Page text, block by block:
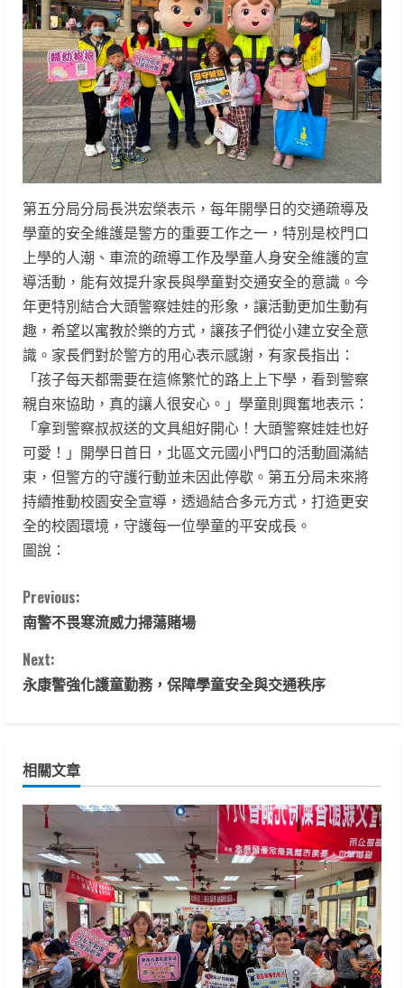
第五分局分局長洪宏榮表示，每年開學日的交通疏導及
學童的安全維護是警方的重要工作之一，特別是校門口
上學的人潮、車流的疏導工作及學童人身安全維護的宣
導活動，能有效提升家長與學童對交通安全的意識。今
年更特別結合大頭警察娃娃的形象，讓活動更加生動有
趣，希望以寓教於樂的方式，讓孩子們從小建立安全意
識。家長們對於警方的用心表示感謝，有家長指出：
「孩子每天都需要在這條繁忙的路上上下學，看到警察
親自來協助，真的讓人很安心。」學童則興奮地表示：
「拿到警察叔叔送的文具組好開心！大頭警察娃娃也好
可愛！」開學日首日，北區文元國小門口的活動圓滿結
束，但警方的守護行動並未因此停歇。第五分局未來將
持續推動校園安全宣導，透過結合多元方式，打造更安
全的校園環境，守護每一位學童的平安成長。
圖說：
C
o
n
i
n
u
e
R
e
Previous:
南警不畏寒流威力掃蕩賭場
Next:
永康警強化護童勤務，保障學童安全與交通秩序
相關文章